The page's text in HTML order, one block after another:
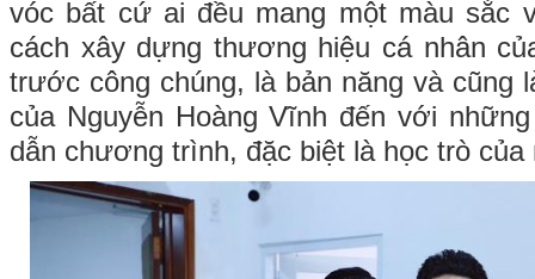
vóc bất cứ ai đều mang một màu sắc
cách xây dựng thương hiệu cá nhân
trước công chúng, là bản năng và cũng
của Nguyễn Hoàng Vĩnh đến với
dẫn chương trình, đặc biệt là học trò của